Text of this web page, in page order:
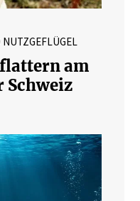
NUTZGEFLÜGEL
am
Schweiz